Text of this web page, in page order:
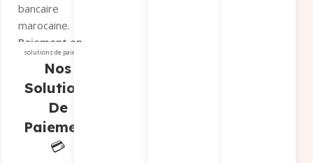
bancaire
marocaine.
Paiement en
magasin si
vous préférez
récupérer
commande sur
solutions de paiement
Nos
Solutions
De
Paiement
💳